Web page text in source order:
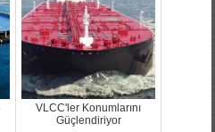
VLCC'ler Konumlarını
Güçlendiriyor